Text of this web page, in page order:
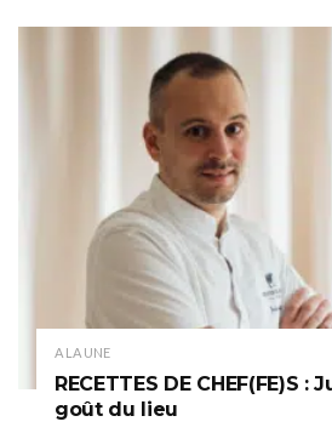
A LA UNE
RECETTES DE CHEF(FE)S
goût du lieu